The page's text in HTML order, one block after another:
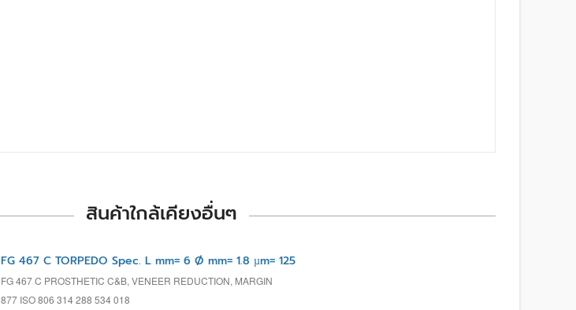
สินค้าใกล้เคียงอื่นๆ
FG 467 C TORPEDO Spec. L mm= 6 Ø mm= 1.8 µm= 125
FG 467 C PROSTHETIC C&B, VENEER REDUCTION, MARGIN
877 ISO 806 314 288 534 018